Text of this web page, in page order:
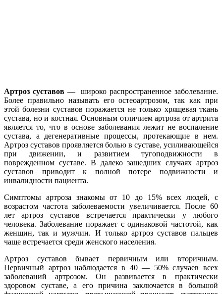
Артроз суставов— широко распространенное заболевание.
Более правильно называть его остеоартрозом, так как при
этой болезни суставов поражается не только хрящевая ткань
сустава, но и костная. Основным отличием артроза от артрита
является то, что в основе заболевания лежит не воспаление
сустава, а дегенеративные процессы, протекающие в нем.
Артроз суставов проявляется болью в суставе, усиливающейся
при движении, и развитием тугоподвижности в
поврежденном суставе. В далеко зашедших случаях артроз
суставов приводит к полной потере подвижности и
инвалидности пациента.
Симптомы артроза знакомы от 10 до 15% всех людей, с
возрастом частота заболеваемости увеличивается. После 60
лет артроз суставов встречается практически у любого
человека. Заболевание поражает с одинаковой частотой, как
женщин, так и мужчин. И только артроз суставов пальцев
чаще встречается среди женского населения.
Артроз суставов бывает первичным или вторичным.
Первичный артроз наблюдается в 40 — 50% случаев всех
заболеваний артрозом. Он развивается в практически
здоровом суставе, а его причина заключается в большой